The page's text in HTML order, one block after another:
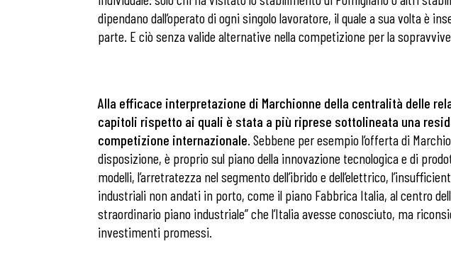
dipendano dall’operato di ogni singolo lavoratore, il quale a sua volta è
parte. E ciò senza valide alternative nella competizione per la
Alla efficace interpretazione di Marchionne della centralità delle
capitoli rispetto ai quali è stata a più riprese sottolineata una
competizione internazionale. Sebbene per esempio l’offerta di
disposizione, è propriosul piano della innovazione tecnologica e di
modelli, l’arretratezza nel segmento dell’ibrido e dell’elettrico,
industriali non andati in porto, come il piano Fabbrica Italia, al centro
straordinario piano industriale” che l’Italia avesse conosciuto, ma
investimenti promessi.